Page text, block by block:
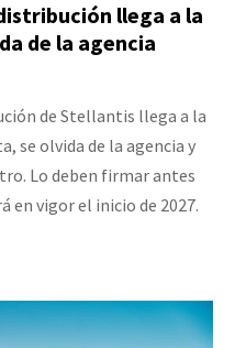
llega a la
de la agencia
de Stellantis llega a la
se olvida de la agencia y
Lo deben firmar antes
en vigor el inicio de 2027.